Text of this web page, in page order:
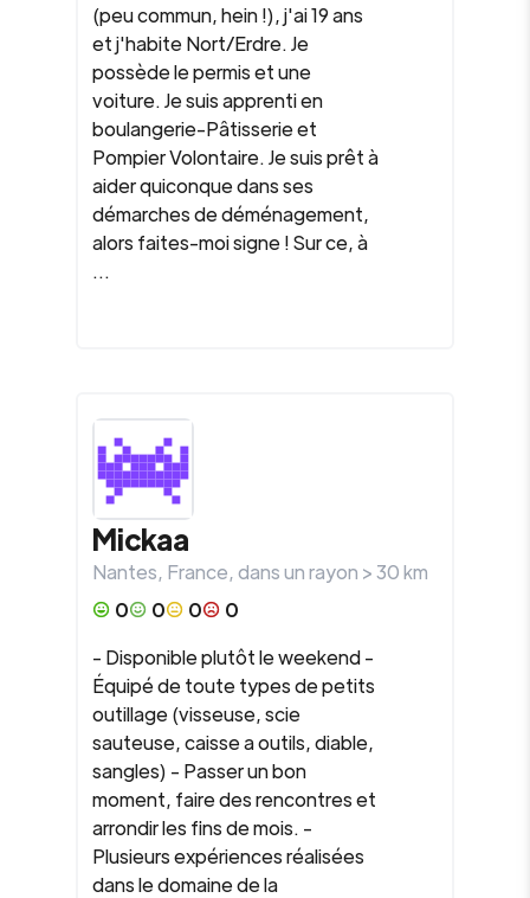
(peu commun, hein !), j'ai 19 ans
et j'habite Nort/Erdre. Je
possède le permis et une
voiture. Je suis apprenti en
boulangerie-Pâtisserie et
Pompier Volontaire. Je suis prêt à
aider quiconque dans ses
démarches de déménagement,
alors faites-moi signe ! Sur ce, à
...
Mickaa
Nantes, France, dans un rayon >30km
0
0 0
0
- Disponible plutôt le weekend -
Équipé de toute types de petits
outillage (visseuse, scie
sauteuse, caisse a outils, diable,
sangles) - Passer un bon
moment, faire des rencontres et
arrondir les fins de mois. -
Plusieurs expériences réalisées
dans le domaine de la